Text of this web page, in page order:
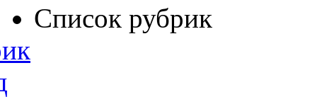
Список рубрик